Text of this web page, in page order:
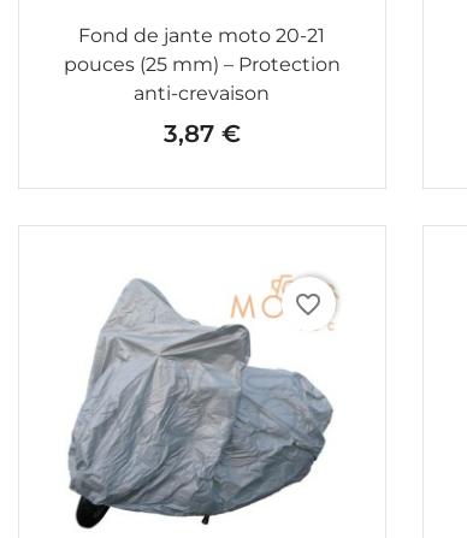
Fond de jante moto 20-21
pouces (25 mm) – Protection
anti-crevaison
Prix
3,87 €
favorite_border